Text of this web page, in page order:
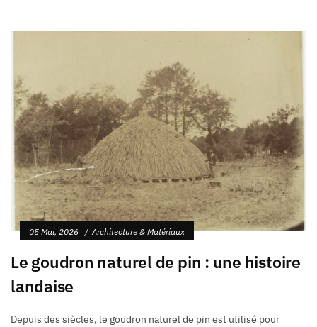
05 Mai, 2026 Architecture & Matériaux
Le goudron naturel de pin : une histoire
landaise
Depuis des siècles, le goudron naturel de pin est utilisé pour